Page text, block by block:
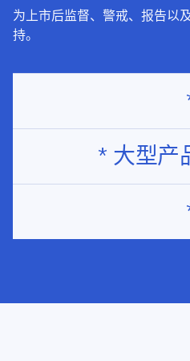
为上市后监督、警戒、报告以
持。
* 大型产